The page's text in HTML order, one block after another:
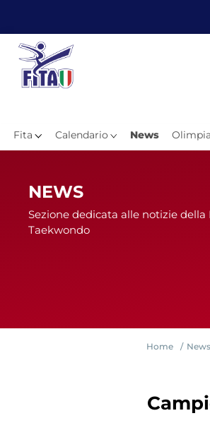
Fita Calendario News
NEWS
Sezione dedicata alle notizie
Taekwondo
Home News